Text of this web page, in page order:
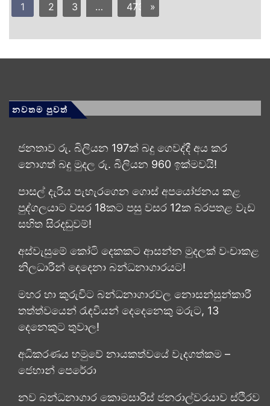
1 2 3 … 473 »
නවතම පුවත්
ජනතාව රු. බිලියන 197ක් බදු ගෙවද්දී අය කර
නොගත් බදු මුදල රු. බිලියන 960 ඉක්මවයි!
පාසල් දැරිය පැහැරගෙන ගොස් අපයෝජනය කළ
පුද්ගලයාට වසර 18කට පසු වසර 12ක බරපතළ වැඩ
සහිත සිරදඬුවම්!
අස්වැසුමේ කෝටි දෙකකට ආසන්න මුදලක් වංචාකළ
නිලධාරීන් දෙදෙනා බන්ධනාගාරයට!
මහර හා කුරුවිට බන්ධනාගාරවල නොසන්සුන්කාරී
තත්ත්වයෙන් රැඳවියන් දෙදෙනෙකු මරුට, 13
දෙනෙකුට තුවාල!
අධිකරණය හමුවේ නායකත්වයේ වැදගත්කම –
ජෙහාන් පෙරේරා
නව බන්ධනාගාර කොමසාරිස් ජනරාල්වරයාව ස්ථිරව